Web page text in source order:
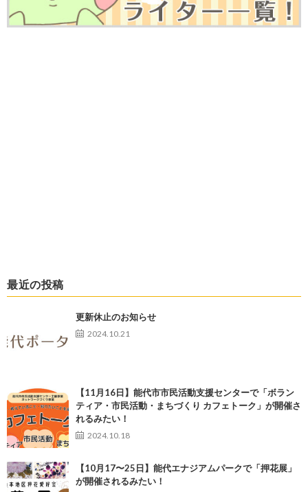
最近の投稿
更新休止のお知らせ
2024.10.21
【11月16日】能代市市民活動支援センターで「ボラン
ティア・市民活動・まちづくり カフェトーク」が開催さ
れるみたい！
2024.10.18
【10月17〜25日】能代エナジアムパークで「押花展」
が開催されるみたい！